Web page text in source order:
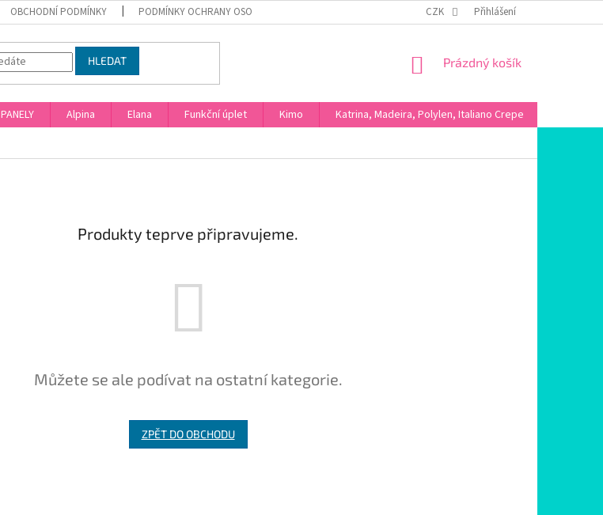
OBCHODNÍ PODMÍNKY PODMÍNKY OCHRANY OSOBNÍCH ÚDAJŮ CZK Přihlášení
HLEDAT
NÁKUPNÍ
Prázdný košík
PANELY Alpina Elana Funkční úplet Kimo Katrina, Madeira, Polylen, Italiano Crepe
Produkty teprve připravujeme.
Můžete se ale podívat na ostatní kategorie.
ZPĚT DO OBCHODU